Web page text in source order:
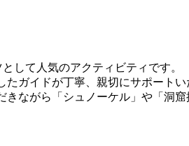
して人気のアクティビティです。
ガイドが丁寧、親切にサポートい
ながら「シュノーケル」や「洞